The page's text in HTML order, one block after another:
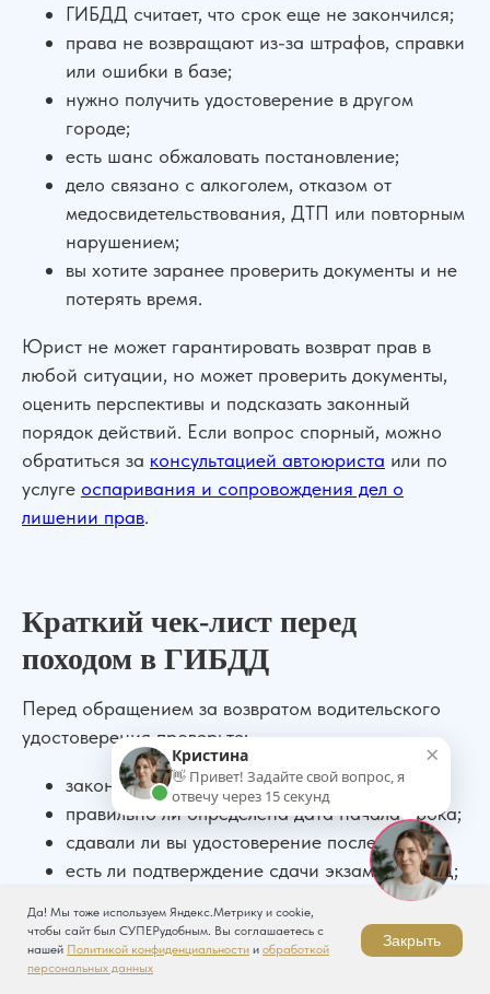
ГИБДД считает, что срок еще не закончился;
права не возвращают из-за штрафов, справки
или ошибки в базе;
нужно получить удостоверение в другом
городе;
есть шанс обжаловать постановление;
дело связано с алкоголем, отказом от
медосвидетельствования, ДТП или повторным
нарушением;
вы хотите заранее проверить документы и не
потерять время.
Юрист не может гарантировать возврат прав в
любой ситуации, но может проверить документы,
оценить перспективы и подсказать законный
порядок действий. Если вопрос спорный, можно
обратиться за консультацией автоюриста или по
услуге оспаривания и сопровождения дел о
лишении прав.
Краткий чек-лист перед
походом в ГИБДД
Перед обращением за возвратом водительского
удостоверения проверьте:
закончился ли срок лишения;
правильно ли определена дата начала срока;
сдавали ли вы удостоверение после суда;
есть ли подтверждение сдачи экзамена ПДД;
оплачены ли штрафы за нарушения в области
дорожного движения;
нужна ли медсправка именно по вашему
УПРАВА ТМ групп © Все права защищены. Зарегистрирован товарный
НАШИ ОФИСЫ
Политика конфиденциальности
г. Ростов-на-Дону, ул. Красноармейская 141/128
г. Москва, ул. Пролетарский пр., 21/24
Согласие на обработку персональных данных
Показать все офисы
г. Шахты, ул. Советская, д.279, оф 10
г. Краснодар, ул. Северная, 476
ООО «УПРАВА» | ИНН 6155077060 | ОГРН 1176196020197
Да! Мы тоже используем Яндекс.Метрику и cookie,
чтобы сайт был СУПЕРудобным. Вы соглашаетесь с
нашей Политикой конфиденциальности и обработкой
персональных данных
Закрыть
×
Кристина
👋 Привет! Задайте свой вопрос, я
отвечу через 15 секунд